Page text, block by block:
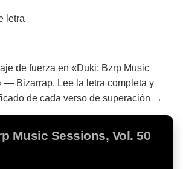
letra
de fuerza en «Duki: Bzrp Music
— Bizarrap. Lee la letra completa y
de cada verso de superación →
Music Sessions, Vol. 50